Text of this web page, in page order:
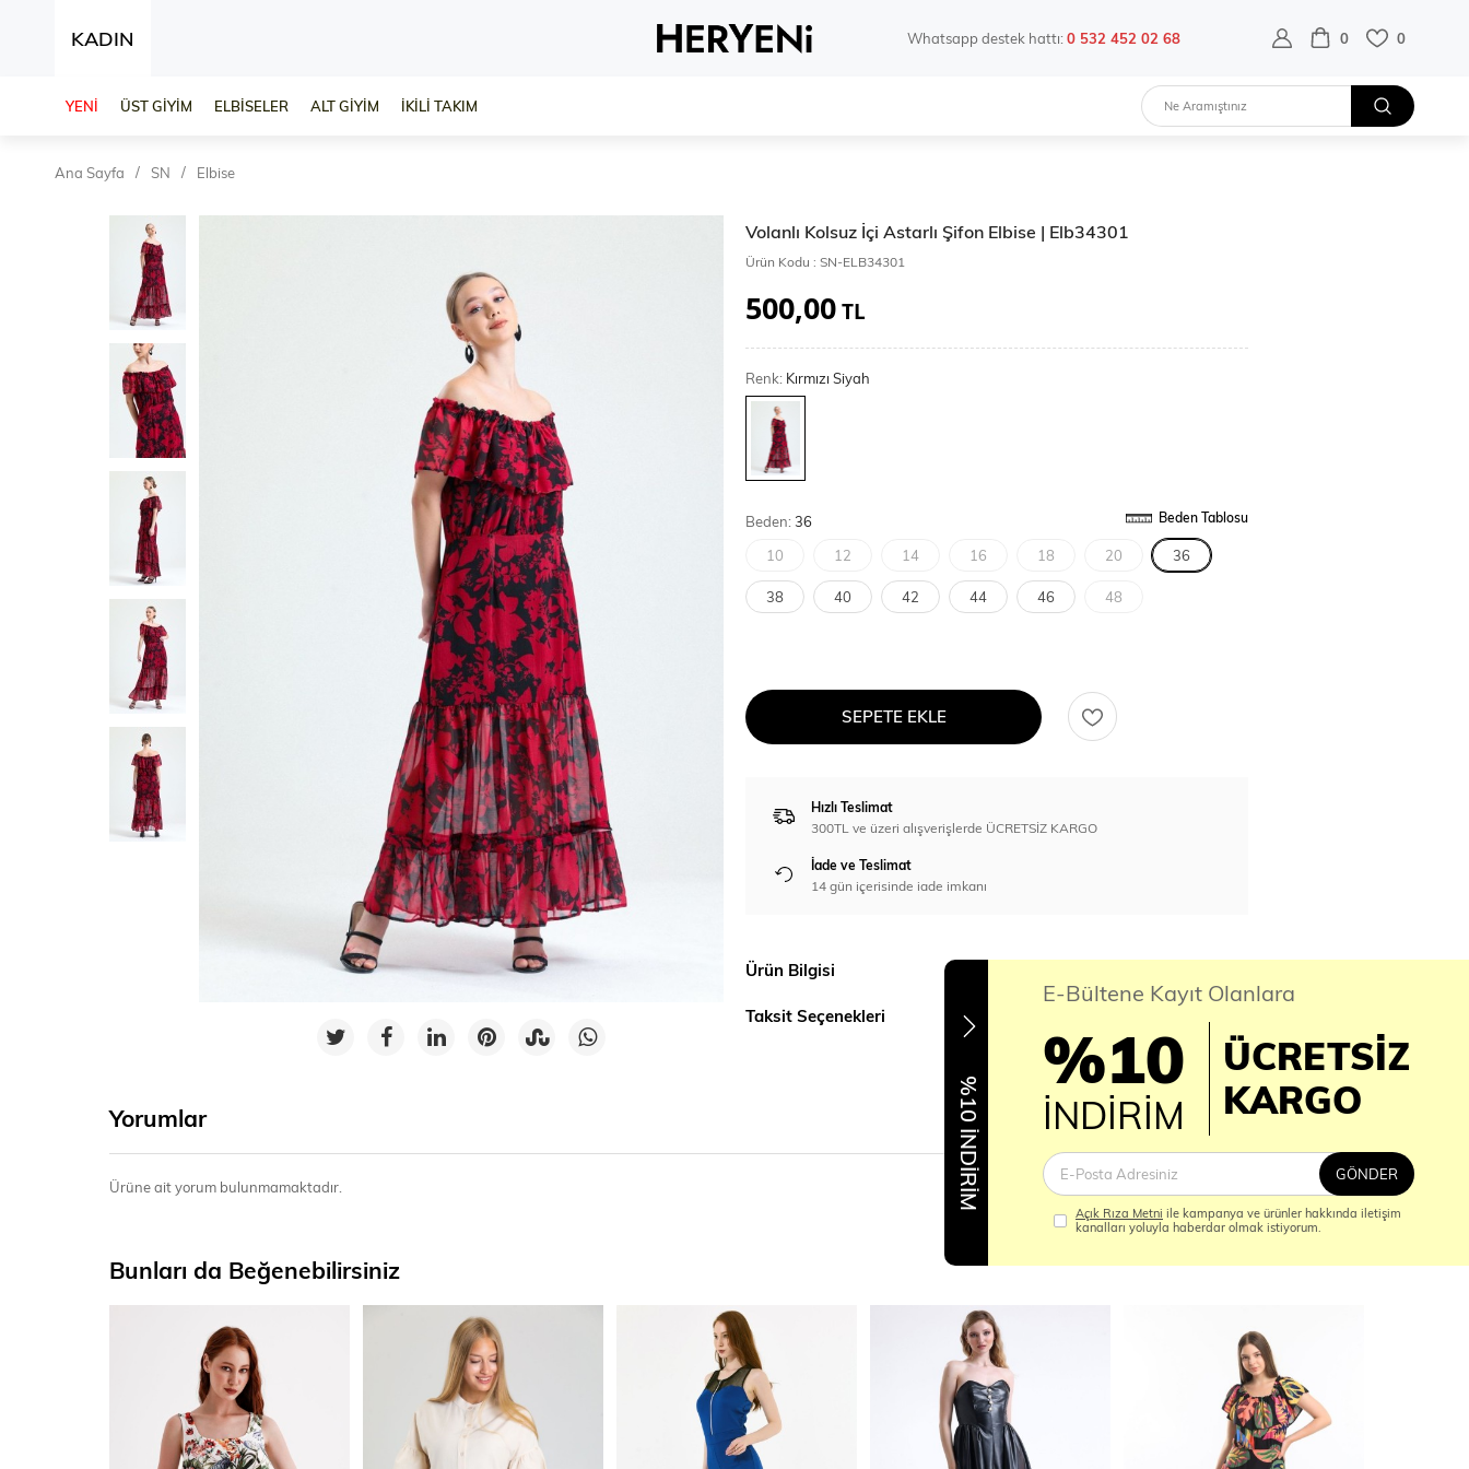
KADIN Whatsapp destek hattı:0 532 452 02 68 0 0
YENİ ÜST GİYİM ELBİSELER ALT GİYİM İKİLİ TAKIM
Ana Sayfa SN Elbise
Volanlı Kolsuz İçi Astarlı Şifon Elbise | Elb34301
Ürün Kodu : SN-ELB34301
500,00TL
Renk: Kırmızı Siyah
Beden:36 Beden Tablosu
10 12 14 16 18 20 36
38 40 42 44 46 48
SEPETE EKLE
Hızlı Teslimat
300TL ve üzeri alışverişlerde ÜCRETSİZ KARGO
İade ve Teslimat
14 gün içerisinde iade imkanı
Ürün Bilgisi
Taksit Seçenekleri
Yorumlar
Ürüne ait yorum bulunmamaktadır.
Bunları da Beğenebilirsiniz
%10 İNDİRİM
E-Bültene Kayıt Olanlara
%10
İNDİRİM
ÜCRETSİZ
KARGO
GÖNDER
Açık Rıza Metni ile kampanya ve ürünler hakkında iletişim
kanalları yoluyla haberdar olmak istiyorum.